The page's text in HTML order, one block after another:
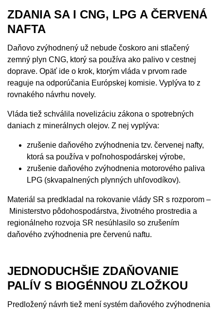
ZDANIA SA I CNG, LPG A ČERVENÁ
NAFTA
Daňovo zvýhodnený už nebude čoskoro ani stlačený
zemný plyn CNG, ktorý sa používa ako palivo v cestnej
doprave. Opäť ide o krok, ktorým vláda v prvom rade
reaguje na odporúčania Európskej komisie. Vyplýva to z
rovnakého návrhu novely.
Vláda tiež schválila novelizáciu zákona o spotrebných
daniach z minerálnych olejov. Z nej vyplýva:
zrušenie daňového zvýhodnenia tzv. červenej nafty,
ktorá sa používa v poľnohospodárskej výrobe,
zrušenie daňového zvýhodnenia motorového paliva
LPG (skvapalnených plynných uhľovodíkov).
Materiál sa predkladal na rokovanie vlády SR s rozporom –
Ministerstvo pôdohospodárstva, životného prostredia a
regionálneho rozvoja SR nesúhlasilo so zrušením
daňového zvýhodnenia pre červenú naftu.
JEDNODUCHŠIE ZDAŇOVANIE
PALÍV S BIOGÉNNOU ZLOŽKOU
Predložený návrh tiež mení systém daňového zvýhodnenia